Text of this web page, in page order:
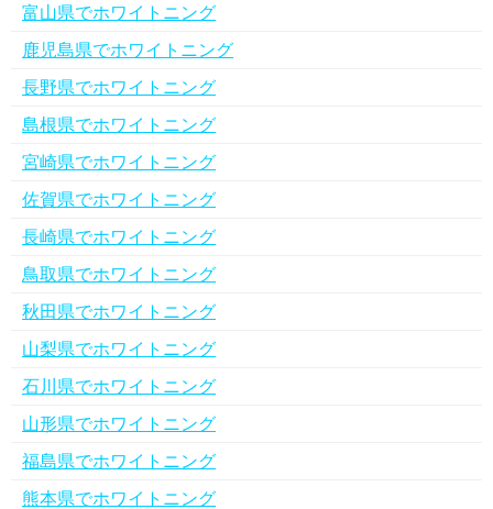
富山県でホワイトニング
鹿児島県でホワイトニング
長野県でホワイトニング
島根県でホワイトニング
宮崎県でホワイトニング
佐賀県でホワイトニング
長崎県でホワイトニング
鳥取県でホワイトニング
秋田県でホワイトニング
山梨県でホワイトニング
石川県でホワイトニング
山形県でホワイトニング
福島県でホワイトニング
熊本県でホワイトニング